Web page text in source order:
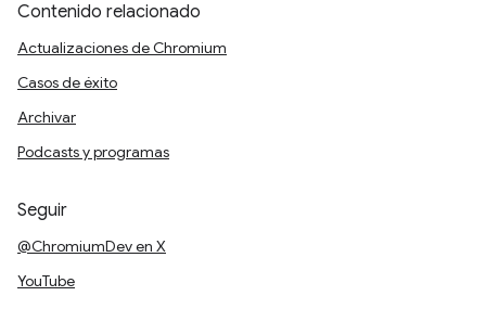
Contenido relacionado
Actualizaciones de Chromium
Casos de éxito
Archivar
Podcasts y programas
Seguir
@ChromiumDev en X
YouTube